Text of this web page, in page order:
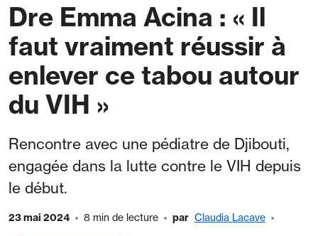
Dre Emma Acina : « Il
faut vraiment réussir à
enlever ce tabou autour
du VIH »
Rencontre avec une pédiatre de Djibouti,
engagée dans la lutte contre le VIH depuis
le début.
23 mai 2024 8 min de lecture par Claudia Lacave